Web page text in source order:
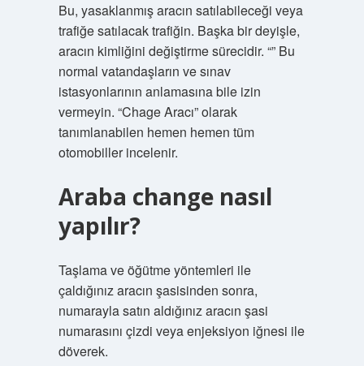
Bu, yasaklanmış aracın satılabileceği veya
trafiğe satılacak trafiğin. Başka bir deyişle,
aracın kimliğini değiştirme sürecidir. “” Bu
normal vatandaşların ve sınav
istasyonlarının anlamasına bile izin
vermeyin. “Chage Aracı” olarak
tanımlanabilen hemen hemen tüm
otomobiller incelenir.
Araba change nasıl
yapılır?
Taşlama ve öğütme yöntemleri ile
çaldığınız aracın şasisinden sonra,
numarayla satın aldığınız aracın şasi
numarasını çizdi veya enjeksiyon iğnesi ile
döverek.